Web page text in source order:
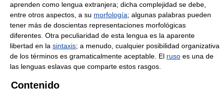
aprenden como lengua extranjera; dicha complejidad se debe,
entre otros aspectos, a su morfología; algunas palabras pueden
tener más de doscientas representaciones morfológicas
diferentes. Otra peculiaridad de esta lengua es la aparente
libertad en la sintaxis; a menudo, cualquier posibilidad organizativa
de los términos es gramaticalmente aceptable. El ruso es una de
las lenguas eslavas que comparte estos rasgos.
Contenido